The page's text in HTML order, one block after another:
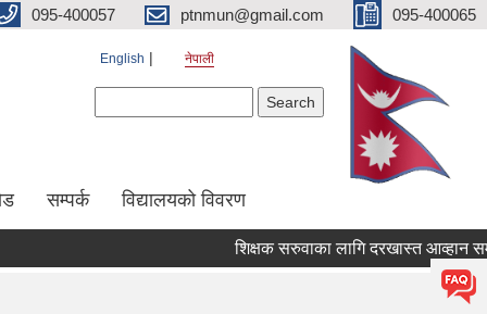
095-400057 ptnmun@gmail.com 095-400065
English नेपाली
सम्पर्क विद्यालयको विवरण
शिक्षक सरुवाका लागि दरखास्त आव्हान